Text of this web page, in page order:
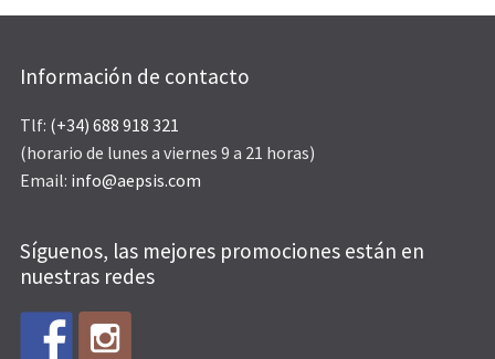
Información de contacto
Tlf: (+34) 688 918 321
(horario de lunes a viernes 9 a 21 horas)
Email: info@aepsis.com
Síguenos, las mejores promociones están en
nuestras redes